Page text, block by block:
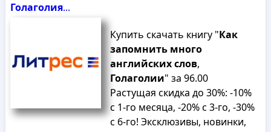
Голаголия...
Купить скачать книгу "Как
запомнить много
английскихслов,
Голаголии" за 96.00
Растущая скидка до 30%: -10%
с 1-го месяца, -20% с 3-го, -30%
с 6-го! Эксклюзивы, новинки,